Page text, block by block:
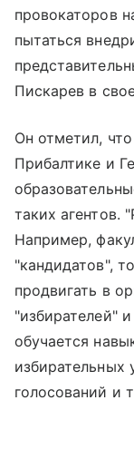
провокаторов
пытаться
Пискарев в
Он отметил,
Прибалтике и
таких агентов.
Например,
"кандидатов",
продвигать в
"избирателей"
обучается
избирательных
голосований и